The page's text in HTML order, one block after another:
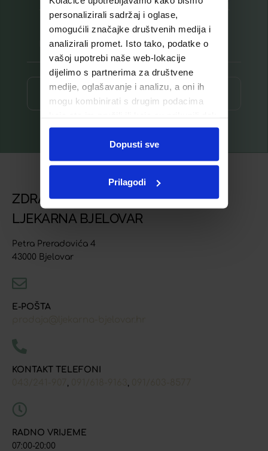
personalizirali sadržaj i oglase,
omogućili značajke društvenih medija i
analizirali promet. Isto tako, podatke o
vašoj upotrebi naše web-lokacije
dijelimo s partnerima za društvene
medije, oglašavanje i analizu, a oni ih
mogu kombinirati s drugim podacima
ste upotrebljavali njihove usluge.
Dopusti sve
Prilagodi
Prijavite se na listu za novosti
Prijava ⟶
ZDRAVSTVENA USTANOVA
LJEKARNA BJELOVAR
Petra Preradovića 4
43000 Bjelovar
E-POŠTA
KONTAKT TELEFONI
RADNO VRIJEME
07:00-20:00